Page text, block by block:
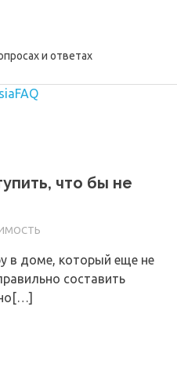
и ответах
что бы не
в доме, который еще не
составить